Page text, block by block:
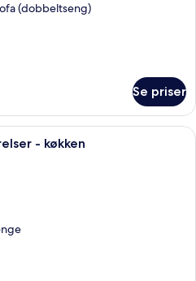
(dobbeltseng)
Se priser
Et pænt anrettet morgenbord med
- køkken